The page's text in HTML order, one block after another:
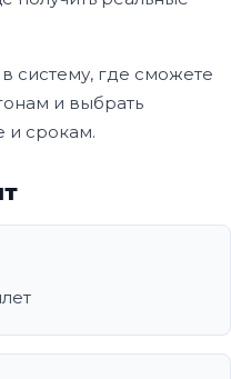
систему, где сможете
и выбрать
и срокам.